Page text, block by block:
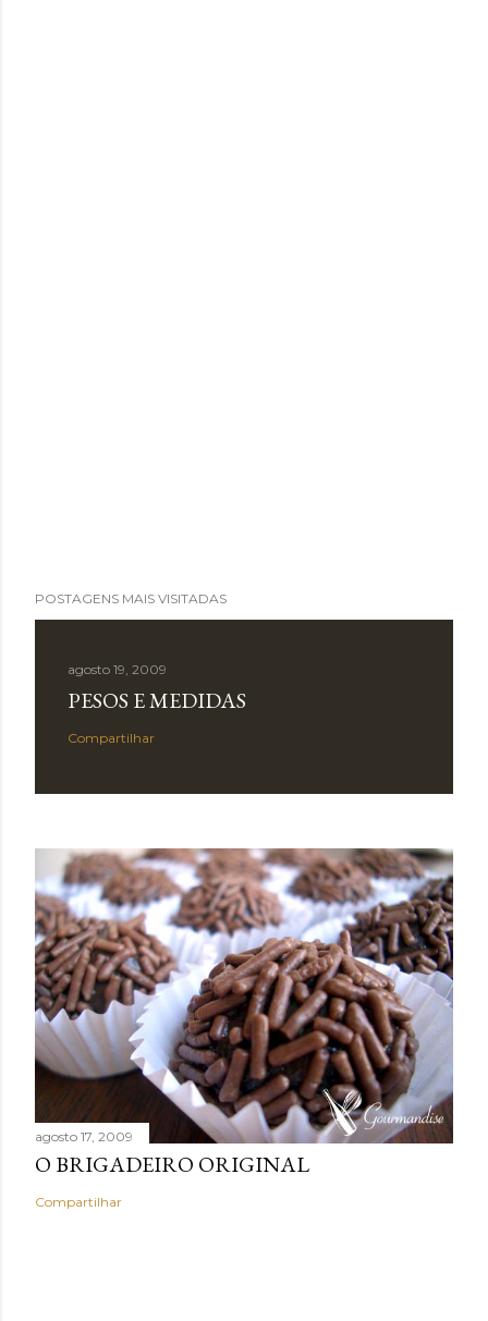
POSTAGENS MAIS VISITADAS
agosto 19, 2009
PESOS E MEDIDAS
Compartilhar
agosto 17, 2009
O BRIGADEIRO ORIGINAL
Compartilhar